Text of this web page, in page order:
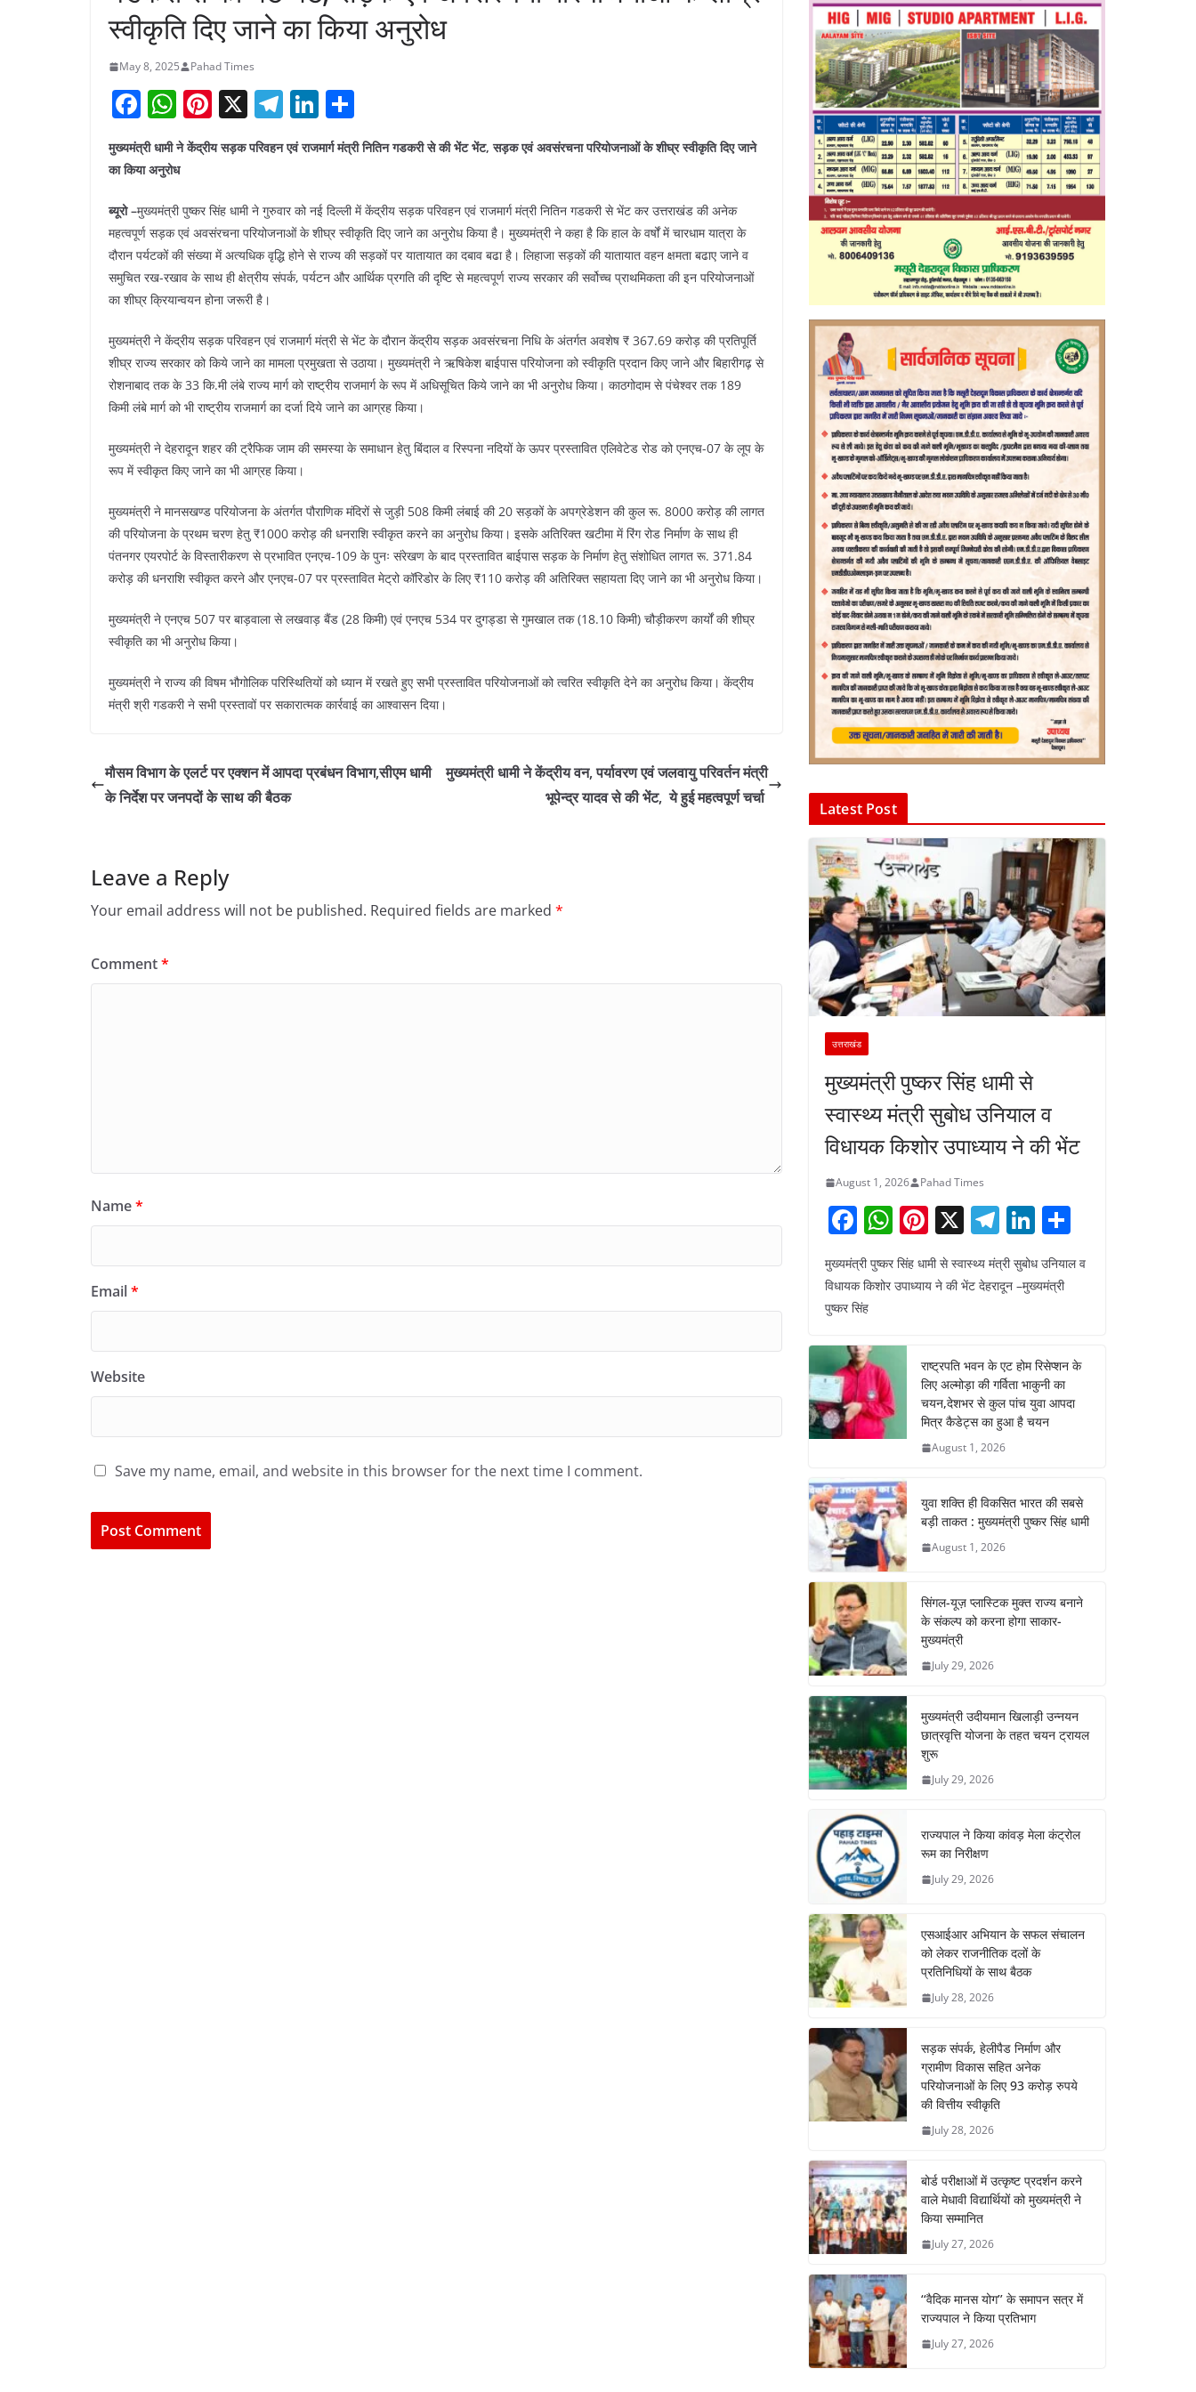
स्वीकृति दिए जाने का किया अनुरोध
May 8, 2025 Pahad Times
F
a
c
b
o
o
k
W
h
at
A
p
p
Pi
er
st
X T
el
e
a
m
Li
n
k
dI
n
h
ar
मुख्यमंत्री धामी ने केंद्रीय सड़क परिवहन एवं राजमार्ग मंत्री नितिन गडकरी से की भेंट भेंट, सड़क एवं अवसंरचना परियोजनाओं के शीघ्र स्वीकृति दिए जाने
का किया अनुरोध
ब्यूरो –मुख्यमंत्री पुष्कर सिंह धामी ने गुरुवार को नई दिल्ली में केंद्रीय सड़क परिवहन एवं राजमार्ग मंत्री नितिन गडकरी से भेंट कर उत्तराखंड की अनेक
महत्वपूर्ण सड़क एवं अवसंरचना परियोजनाओं के शीघ्र स्वीकृति दिए जाने का अनुरोध किया है। मुख्यमंत्री ने कहा है कि हाल के वर्षों में चारधाम यात्रा के
दौरान पर्यटकों की संख्या में अत्यधिक वृद्धि होने से राज्य की सड़कों पर यातायात का दबाव बढा है। लिहाजा सड़कों की यातायात वहन क्षमता बढाए जाने व
समुचित रख-रखाव के साथ ही क्षेत्रीय संपर्क, पर्यटन और आर्थिक प्रगति की दृष्टि से महत्वपूर्ण राज्य सरकार की सर्वोच्च प्राथमिकता की इन परियोजनाओं
का शीघ्र क्रियान्वयन होना जरूरी है।
मुख्यमंत्री ने केंद्रीय सड़क परिवहन एवं राजमार्ग मंत्री से भेंट के दौरान केंद्रीय सड़क अवसंरचना निधि के अंतर्गत अवशेष ₹ 367.69 करोड़ की प्रतिपूर्ति
शीघ्र राज्य सरकार को किये जाने का मामला प्रमुखता से उठाया। मुख्यमंत्री ने ऋषिकेश बाईपास परियोजना को स्वीकृति प्रदान किए जाने और बिहारीगढ़ से
रोशनाबाद तक के 33 कि.मी लंबे राज्य मार्ग को राष्ट्रीय राजमार्ग के रूप में अधिसूचित किये जाने का भी अनुरोध किया। काठगोदाम से पंचेश्वर तक 189
किमी लंबे मार्ग को भी राष्ट्रीय राजमार्ग का दर्जा दिये जाने का आग्रह किया।
मुख्यमंत्री ने देहरादून शहर की ट्रैफिक जाम की समस्या के समाधान हेतु बिंदाल व रिस्पना नदियों के ऊपर प्रस्तावित एलिवेटेड रोड को एनएच-07 के लूप के
रूप में स्वीकृत किए जाने का भी आग्रह किया।
मुख्यमंत्री ने मानसखण्ड परियोजना के अंतर्गत पौराणिक मंदिरों से जुड़ी 508 किमी लंबाई की 20 सड़कों के अपग्रेडेशन की कुल रू. 8000 करोड़ की लागत
की परियोजना के प्रथम चरण हेतु ₹1000 करोड़ की धनराशि स्वीकृत करने का अनुरोध किया। इसके अतिरिक्त खटीमा में रिंग रोड निर्माण के साथ ही
पंतनगर एयरपोर्ट के विस्तारीकरण से प्रभावित एनएच-109 के पुनः संरेखण के बाद प्रस्तावित बाईपास सड़क के निर्माण हेतु संशोधित लागत रू. 371.84
करोड़ की धनराशि स्वीकृत करने और एनएच-07 पर प्रस्तावित मेट्रो कॉरिडोर के लिए ₹110 करोड़ की अतिरिक्त सहायता दिए जाने का भी अनुरोध किया।
मुख्यमंत्री ने एनएच 507 पर बाड़वाला से लखवाड़ बैंड (28 किमी) एवं एनएच 534 पर दुगड्डा से गुमखाल तक (18.10 किमी) चौड़ीकरण कार्यों की शीघ्र
स्वीकृति का भी अनुरोध किया।
मुख्यमंत्री ने राज्य की विषम भौगोलिक परिस्थितियों को ध्यान में रखते हुए सभी प्रस्तावित परियोजनाओं को त्वरित स्वीकृति देने का अनुरोध किया। केंद्रीय
मंत्री श्री गडकरी ने सभी प्रस्तावों पर सकारात्मक कार्रवाई का आश्वासन दिया।
मौसम विभाग के एलर्ट पर एक्शन में आपदा प्रबंधन विभाग,सीएम धामी
के निर्देश पर जनपदों के साथ की बैठक
मुख्यमंत्री धामी ने केंद्रीय वन, पर्यावरण एवं जलवायु परिवर्तन मंत्री
भूपेन्द्र यादव से की भेंट, ये हुई महत्वपूर्ण चर्चा
Leave a Reply
Your email address will not be published. Required fields are marked *
Comment*
Name*
Email*
Website
Save my name, email, and website in this browser for the next time I comment.
Latest Post
उत्तराखंड
मुख्यमंत्री पुष्कर सिंह धामी से
स्वास्थ्य मंत्री सुबोध उनियाल व
विधायक किशोर उपाध्याय ने की भेंट
August 1, 2026 Pahad Times
F
a
c
e
o
o
k
W
h
at
p
Pi
nt
er
X T
el
e
gr
m
Li
n
k
n
ar
मुख्यमंत्री पुष्कर सिंह धामी से स्वास्थ्य मंत्री सुबोध उनियाल व
विधायक किशोर उपाध्याय ने की भेंट देहरादून –मुख्यमंत्री
पुष्कर सिंह
राष्ट्रपति भवन के एट होम रिसेप्शन के
लिए अल्मोड़ा की गर्विता भाकुनी का
चयन,देशभर से कुल पांच युवा आपदा
मित्र कैडेट्स का हुआ है चयन
August 1, 2026
युवा शक्ति ही विकसित भारत की सबसे
बड़ी ताकत : मुख्यमंत्री पुष्कर सिंह धामी
August 1, 2026
सिंगल-यूज़ प्लास्टिक मुक्त राज्य बनाने
के संकल्प को करना होगा साकार-
मुख्यमंत्री
July 29, 2026
मुख्यमंत्री उदीयमान खिलाड़ी उन्नयन
छात्रवृत्ति योजना के तहत चयन ट्रायल
शुरू
July 29, 2026
राज्यपाल ने किया कांवड़ मेला कंट्रोल
रूम का निरीक्षण
July 29, 2026
एसआईआर अभियान के सफल संचालन
को लेकर राजनीतिक दलों के
प्रतिनिधियों के साथ बैठक
July 28, 2026
सड़क संपर्क, हेलीपैड निर्माण और
ग्रामीण विकास सहित अनेक
परियोजनाओं के लिए 93 करोड़ रुपये
की वित्तीय स्वीकृति
July 28, 2026
बोर्ड परीक्षाओं में उत्कृष्ट प्रदर्शन करने
वाले मेधावी विद्यार्थियों को मुख्यमंत्री ने
किया सम्मानित
July 27, 2026
‘‘वैदिक मानस योग’’ के समापन सत्र में
राज्यपाल ने किया प्रतिभाग
July 27, 2026